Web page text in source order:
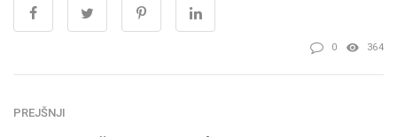
0 364
PREJŠNJI